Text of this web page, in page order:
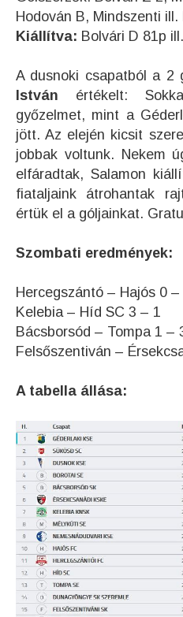
Hodován B, Mindszenti
Kiállítva: Bolvári D 81p
A dusnoki csapatból a 2
István értékelt:
győzelmet, mint a
jött. Az elején kicsit
jobbak voltunk. Nekem
elfáradtak, Salamon
fiataljaink átrohantak
értük el a góljainkat.
Szombati eredmények:
Hercegszántó – Hajós 0 –
Kelebia – Híd SC 3 – 1
Bácsborsód – Tompa 1 –
Felsőszentiván –
A tabella állása: